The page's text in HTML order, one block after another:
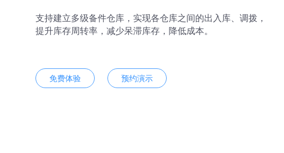
支持建立多级备件仓库，实现各仓库之间的出入库、调拨，
提升库存周转率，减少呆滞库存，降低成本。
免费体验 预约演示